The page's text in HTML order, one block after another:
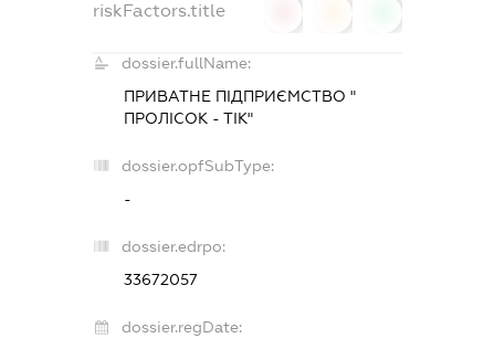
riskFactors.title
dossier.fullName:
ПРИВАТНЕ ПІДПРИЄМСТВО "
ПРОЛІСОК - ТІК"
dossier.opfSubType:
-
dossier.edrpo:
33672057
dossier.regDate: